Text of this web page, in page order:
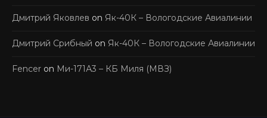
Дмитрий Яковлев on Як-40К – Вологодские Авиалинии
Дмитрий Срибный on Як-40К – Вологодские Авиалинии
Fencer on Ми-171А3 – КБ Миля (МВЗ)